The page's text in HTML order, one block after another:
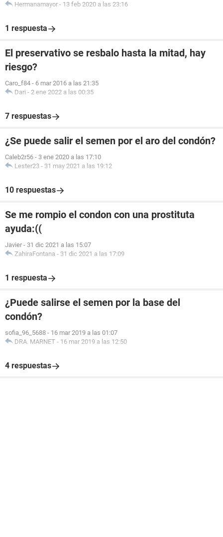
Hermanamayor - 13 feb 2020 a las 23:16
1 respuesta
El preservativo se resbalo hasta la mitad, hay
riesgo?
Caro_f84 - 6 mar 2016 a las 21:35
Dari - 2 ene 2022 a las 00:35
7 respuestas
¿Se puede salir el semen por el aro del condón?
Caleb2r56 - 3 ene 2020 a las 17:10
Lester23 - 31 may 2021 a las 19:12
10 respuestas
Se me rompio el condon con una prostituta
ayuda:((
Javier - 31 dic 2021 a las 15:07
ZahiraFontana - 31 dic 2021 a las 17:09
1 respuesta
¿Puede salirse el semen por la base del
condón?
sofia_96_5688 - 16 mar 2019 a las 01:07
DRA. MARNET - 16 mar 2019 a las 12:50
4 respuestas